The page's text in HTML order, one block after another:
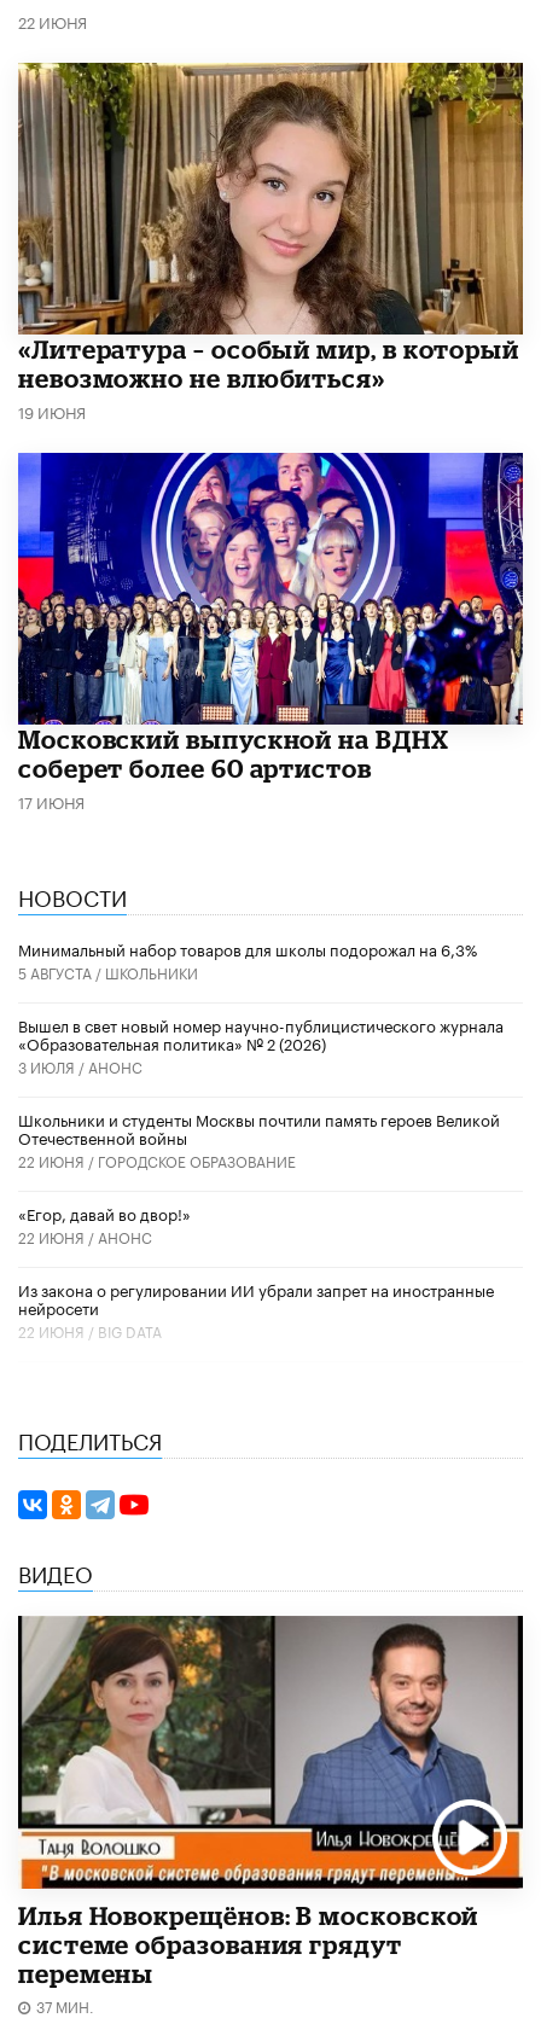
22 ИЮНЯ
​«Литература – особый мир, в который
невозможно не влюбиться»
19 ИЮНЯ
Московский выпускной на ВДНХ
соберет более 60 артистов
17 ИЮНЯ
НОВОСТИ
Минимальный набор товаров для школы подорожал на 6,3%
5 АВГУСТА / ШКОЛЬНИКИ
Вышел в свет новый номер научно-публицистического журнала
«Образовательная политика» № 2 (2026)
3 ИЮЛЯ / АНОНС
Школьники и студенты Москвы почтили память героев Великой
Отечественной войны
22 ИЮНЯ / ГОРОДСКОЕ ОБРАЗОВАНИЕ
«Егор, давай во двор!»
22 ИЮНЯ / АНОНС
Из закона о регулировании ИИ убрали запрет на иностранные
нейросети
22 ИЮНЯ / BIG DATA
ПОДЕЛИТЬСЯ
ВИДЕО
Илья Новокрещёнов: В московской
системе образования грядут
перемены
37 МИН.